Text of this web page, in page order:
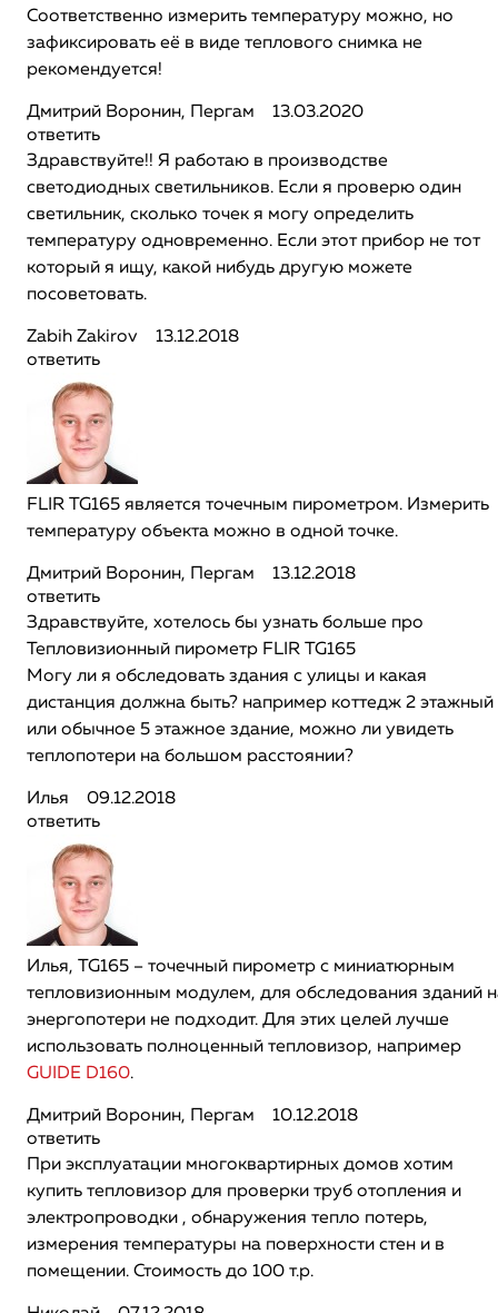
Соответственно измерить температуру можно, но
зафиксировать её в виде теплового снимка не
рекомендуется!
Дмитрий Воронин, Пергам 13.03.2020
ответить
Здравствуйте!! Я работаю в производстве
светодиодных светильников. Если я проверю один
светильник, сколько точек я могу определить
температуру одновременно. Если этот прибор не тот
который я ищу, какой нибудь другую можете
посоветовать.
Zabih Zakirov 13.12.2018
ответить
FLIR TG165 является точечным пирометром. Измерить
температуру объекта можно в одной точке.
Дмитрий Воронин, Пергам 13.12.2018
ответить
Здравствуйте, хотелось бы узнать больше про
Тепловизионный пирометр FLIR TG165
Могу ли я обследовать здания с улицы и какая
дистанция должна быть? например коттедж 2 этажный
или обычное 5 этажное здание, можно ли увидеть
теплопотери на большом расстоянии?
Илья 09.12.2018
ответить
Илья, TG165 – точечный пирометр с миниатюрным
тепловизионным модулем, для обследования зданий
энергопотери не подходит. Для этих целей лучше
использовать полноценный тепловизор, например
GUIDE D160.
Дмитрий Воронин, Пергам 10.12.2018
ответить
При эксплуатации многоквартирных домов хотим
купить тепловизор для проверки труб отопления и
электропроводки , обнаружения тепло потерь,
измерения температуры на поверхности стен и в
помещении. Стоимость до 100 т.р.